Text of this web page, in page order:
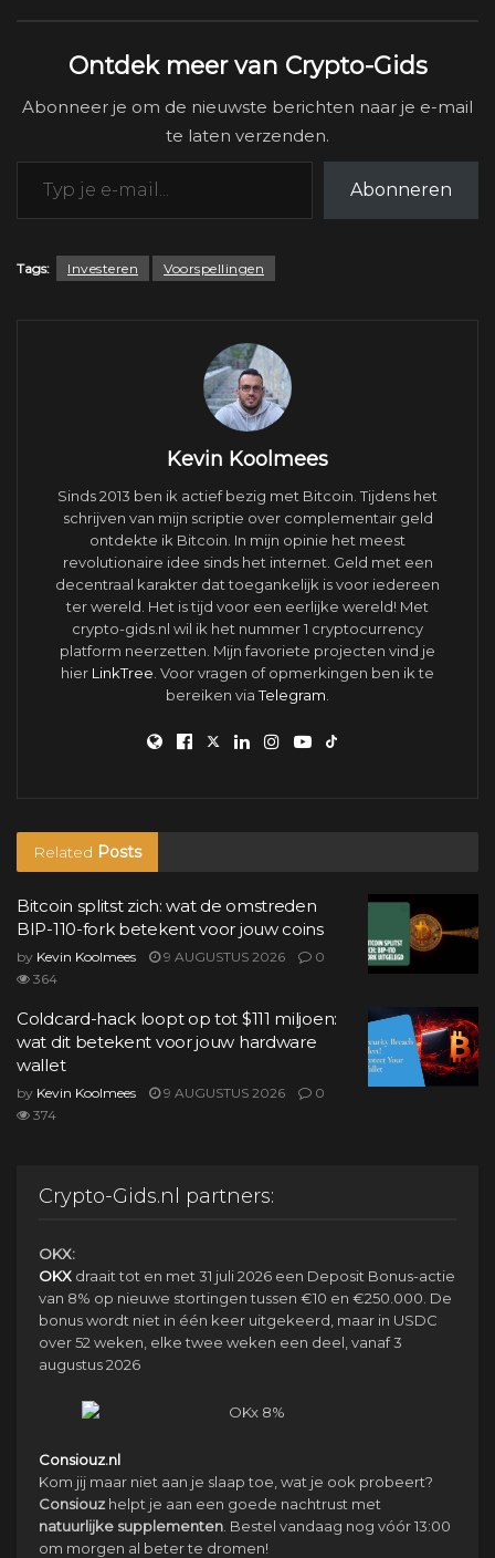
Ontdek meer van Crypto-Gids
Abonneer je om de nieuwste berichten naar je e-mail
te laten verzenden.
Typ je e-mail...
Abonneren
Tags: Investeren Voorspellingen
Kevin Koolmees
Sinds 2013 ben ik actief bezig met Bitcoin. Tijdens het
schrijven van mijn scriptie over complementair geld
ontdekte ik Bitcoin. In mijn opinie het meest
revolutionaire idee sinds het internet. Geld met een
decentraal karakter dat toegankelijk is voor iedereen
ter wereld. Het is tijd voor een eerlijke wereld! Met
crypto-gids.nl wil ik het nummer 1 cryptocurrency
platform neerzetten. Mijn favoriete projecten vind je
hier LinkTree. Voor vragen of opmerkingen ben ik te
bereiken viaTelegram.
Related Posts
Bitcoin splitst zich: wat de omstreden
BIP-110-fork betekent voor jouw coins
by Kevin Koolmees 9 AUGUSTUS 2026
0
364
Coldcard-hack loopt op tot $111 miljoen:
wat dit betekent voor jouw hardware
wallet
by Kevin Koolmees 9 AUGUSTUS 2026
0
374
Crypto-Gids.nl partners:
OKX:
OKX draait tot en met 31 juli 2026 een Deposit Bonus-actie
van 8% op nieuwe stortingen tussen €10 en €250.000. De
bonus wordt niet in één keer uitgekeerd, maar in USDC
over 52 weken, elke twee weken een deel, vanaf 3
augustus 2026
Consiouz.nl
Kom jij maar niet aan je slaap toe, wat je ook probeert?
Consiouz helpt je aan een goede nachtrust met
natuurlijke supplementen . Bestel vandaag nog vóór 13:00
om morgen al beter te dromen!